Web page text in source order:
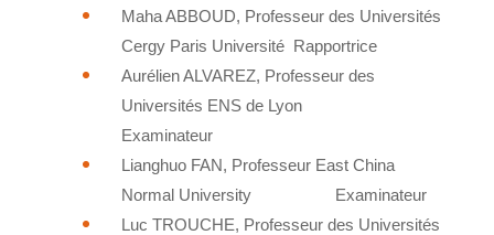
Maha ABBOUD, Professeur des Universités
Cergy Paris Université Rapportrice
Aurélien ALVAREZ, Professeur des
Universités ENS de Lyon
Examinateur
Lianghuo FAN, Professeur East China
Normal University
Examinateur
Luc TROUCHE, Professeur des Universités